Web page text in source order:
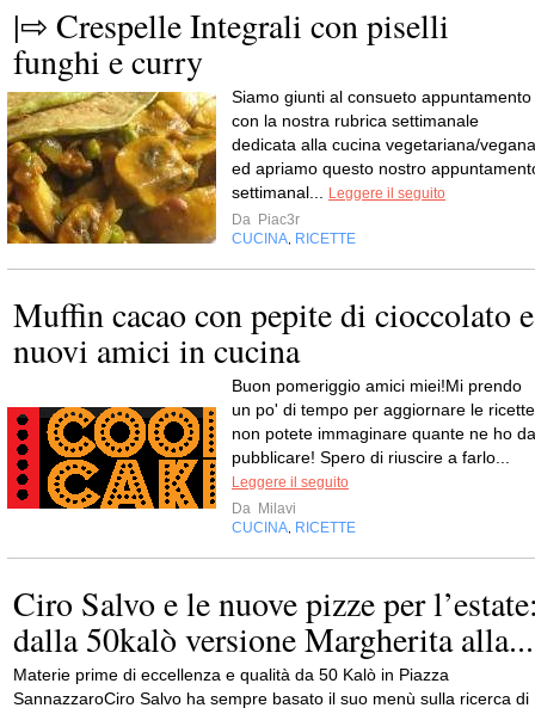
|⇨ Crespelle Integrali con piselli
funghi e curry
Siamo giunti al consueto appuntamento
con la nostra rubrica settimanale
dedicata alla cucina vegetariana/vegana
ed apriamo questo nostro
settimanal...
Leggere il seguito
Da Piac3r
CUCINA RICETTE
Muffin cacao con pepite di cioccolato e
nuovi amici in cucina
Buon pomeriggio amici miei!Mi prendo
un po' di tempo per aggiornare le
non potete immaginare quante ne ho da
pubblicare! Spero di riuscire a farlo...
Leggere il seguito
Da Milavi
CUCINA RICETTE
Ciro Salvo e le nuove pizze per
dalla 50kalò versione Margherita alla...
Materie prime di eccellenza e qualità da 50 Kalò in Piazza
SannazzaroCiro Salvo ha sempre basato il suo menù sulla ricerca di